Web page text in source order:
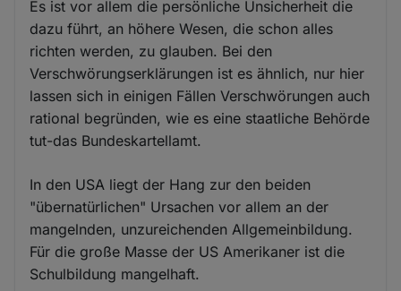
Es ist vor allem die persönliche Unsicherheit die
dazu führt, an höhere Wesen, die schon alles
richten werden, zu glauben. Bei den
Verschwörungserklärungen ist es ähnlich, nur hier
lassen sich in einigen Fällen Verschwörungen auch
rational begründen, wie es eine staatliche Behörde
tut-das Bundeskartellamt.
In den USA liegt der Hang zur den beiden
"übernatürlichen" Ursachen vor allem an der
mangelnden, unzureichenden Allgemeinbildung.
Für die große Masse der US Amerikaner ist die
Schulbildung mangelhaft.